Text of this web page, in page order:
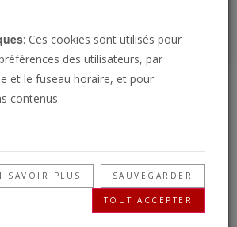
de la
est simple. Dans ce temps de
: Ces cookies sont utilisés pour
des utilisateurs, par
et le fuseau horaire, et pour
contenus.
SAVOIR PLUS SAUVEGARDER
TOUT ACCEPTER